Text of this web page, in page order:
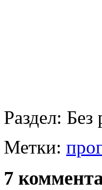
Раздел: Без
Метки:
7